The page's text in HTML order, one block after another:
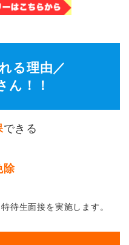
る理由／
ん！！
できる
除
待生面接を実施します。